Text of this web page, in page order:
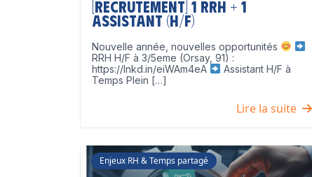
[Recrutement] 1 RRH + 1
Assistant (H/F)
Nouvelle année, nouvelles opportunités
RRH H/F à 3/5eme (Orsay, 91) :
https://lnkd.in/eiWAm4eA
Assistant H/F à
Temps Plein […]
Lire la suite
Enjeux RH & Temps partagé